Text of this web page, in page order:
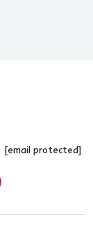
[email protected]